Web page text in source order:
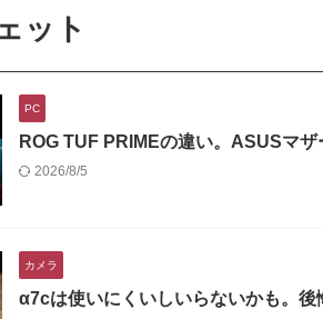
ット
PC
ROG TUF PRIMEの違い。ASUSマ
2026/8/5
カメラ
α7cは使いにくいしいらないかも。